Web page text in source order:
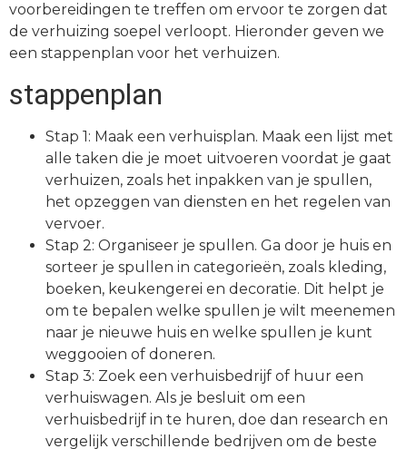
voorbereidingen te treffen om ervoor te zorgen dat
de verhuizing soepel verloopt. Hieronder geven we
een stappenplan voor het verhuizen.
stappenplan
Stap 1: Maak een verhuisplan. Maak een lijst met
alle taken die je moet uitvoeren voordat je gaat
verhuizen, zoals het inpakken van je spullen,
het opzeggen van diensten en het regelen van
vervoer.
Stap 2: Organiseer je spullen. Ga door je huis en
sorteer je spullen in categorieën, zoals kleding,
boeken, keukengerei en decoratie. Dit helpt je
om te bepalen welke spullen je wilt meenemen
naar je nieuwe huis en welke spullen je kunt
weggooien of doneren.
Stap 3: Zoek een verhuisbedrijf of huur een
verhuiswagen. Als je besluit om een
verhuisbedrijf in te huren, doe dan research en
vergelijk verschillende bedrijven om de beste